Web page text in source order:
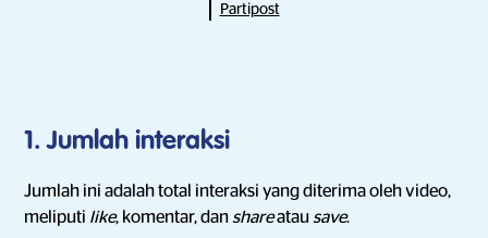
Partipost
1. Jumlah interaksi
Jumlah ini adalah total interaksi yang diterima oleh video,
meliputi like, komentar, dan shareatau save.